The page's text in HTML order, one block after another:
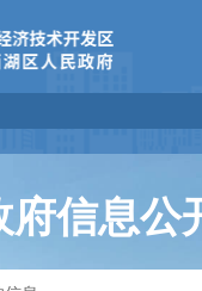
府信息公